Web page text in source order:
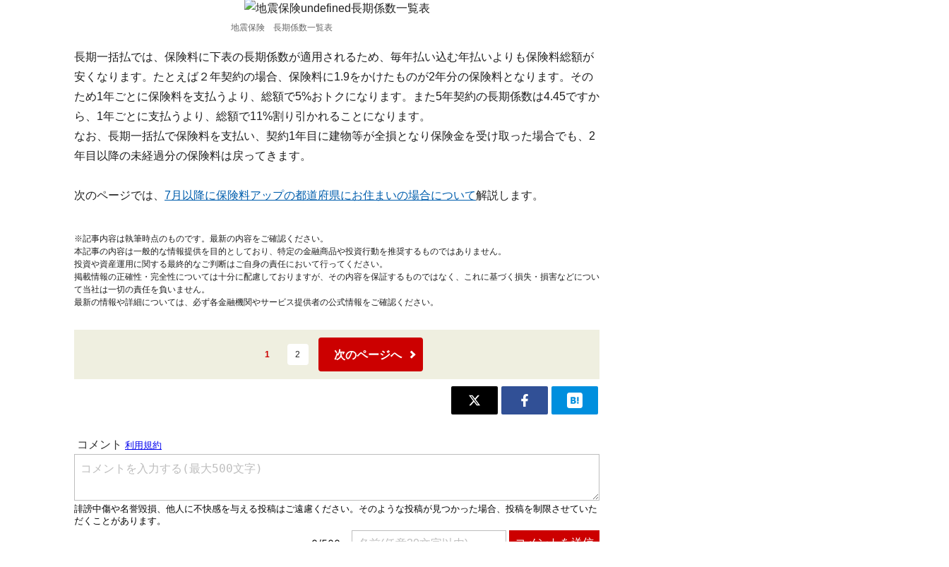
地震保険 長期係数一覧表
長期一括払では、保険料に下表の長期係数が適用されるため、毎年払い込む年払いよりも保険料総額が
安くなります。たとえば２年契約の場合、保険料に1.9をかけたものが2年分の保険料となります。その
ため1年ごとに保険料を支払うより、総額で5%おトクになります。また5年契約の長期係数は4.45ですか
ら、1年ごとに支払うより、総額で11%割り引かれることになります。
なお、長期一括払で保険料を支払い、契約1年目に建物等が全損となり保険金を受け取った場合でも、2
年目以降の未経過分の保険料は戻ってきます。
次のページでは、 7月以降に保険料アップの都道府県にお住まいの場合について解説します。
※記事内容は執筆時点のものです。最新の内容をご確認ください。
本記事の内容は一般的な情報提供を目的としており、特定の金融商品や投資行動を推奨するものではありません。
投資や資産運用に関する最終的なご判断はご自身の責任において行ってください。
掲載情報の正確性・完全性については十分に配慮しておりますが、その内容を保証するものではなく、これに基づく損失・損害などについ
て当社は一切の責任を負いません。
最新の情報や詳細については、必ず各金融機関やサービス提供者の公式情報をご確認ください。
1 2 次のページへ